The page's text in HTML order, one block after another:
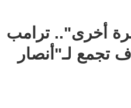
أخرى".. ترامب
تجمع لـ"أنصار